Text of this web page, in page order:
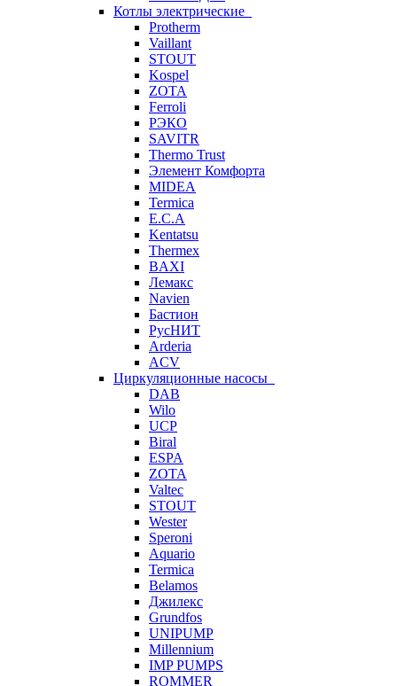
Котлы электрические
Protherm
Vaillant
STOUT
Kospel
ZOTA
Ferroli
РЭКО
SAVITR
Thermo Trust
Элемент Комфорта
MIDEA
Termica
E.C.A
Kentatsu
Thermex
BAXI
Лемакс
Navien
Бастион
РусНИТ
Arderia
ACV
Циркуляционные насосы
DAB
Wilo
UCP
Biral
ESPA
ZOTA
Valtec
STOUT
Wester
Speroni
Aquario
Termica
Belamos
Джилекс
Grundfos
UNIPUMP
Millennium
IMP PUMPS
ROMMER